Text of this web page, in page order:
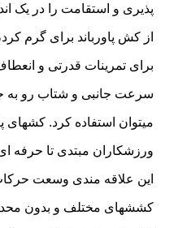
پذیری و استقامت را در یک
از کش پاورباند برای گرم
برای تمرینات قدرتی و
سرعت جانبی و شتاب رو به
میتوان استفاده کرد. کشهای
ورزشکاران مبتدی تا حرفه
این علاقه مندی وسعت
کششهای مختلف و بدون